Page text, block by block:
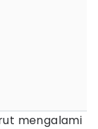
mengalami